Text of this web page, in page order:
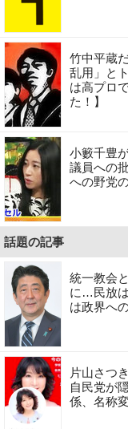
竹中平蔵
乱用」と
は高プロ
た！】
小籔千豊
議員への
への野党
話題の記事
統一教会
に…民放
は政界へ
片山さつ
自民党が
係、名称